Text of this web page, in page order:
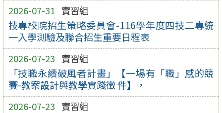
2026-07-31 實習組
技專校院招生策略委員會-116學年度四技二專統
一入學測驗及聯合招生重要日程表
2026-07-23 實習組
「技職永續破風者計畫」【一場有「職」感的競
賽-教案設計與教學實踐徵 件】，
2026-07-23 實習組